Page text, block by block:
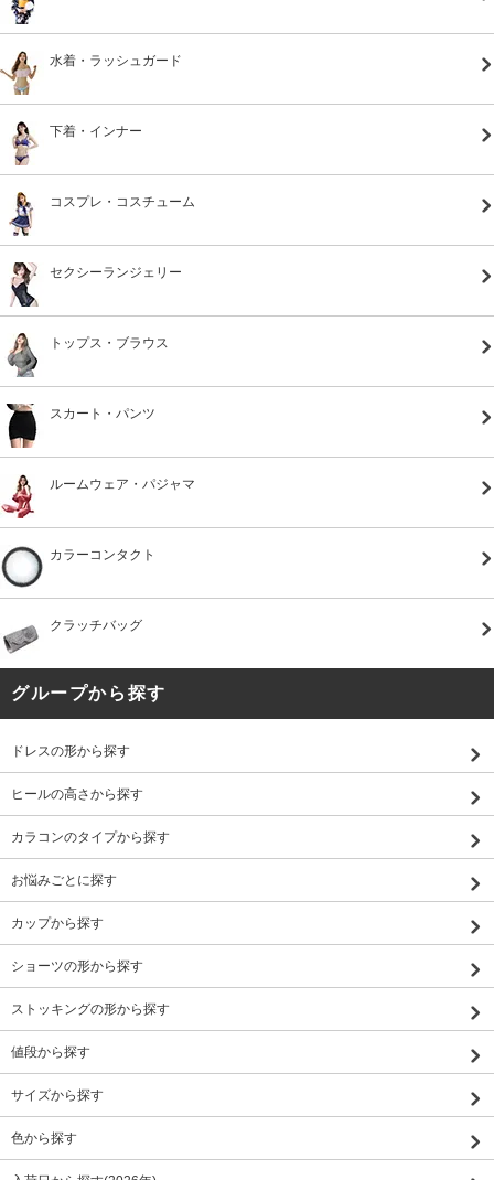
水着・ラッシュガード
下着・インナー
コスプレ・コスチューム
セクシーランジェリー
トップス・ブラウス
スカート・パンツ
ルームウェア・パジャマ
カラーコンタクト
クラッチバッグ
グループから探す
ドレスの形から探す
ヒールの高さから探す
カラコンのタイプから探す
お悩みごとに探す
カップから探す
ショーツの形から探す
ストッキングの形から探す
値段から探す
サイズから探す
色から探す